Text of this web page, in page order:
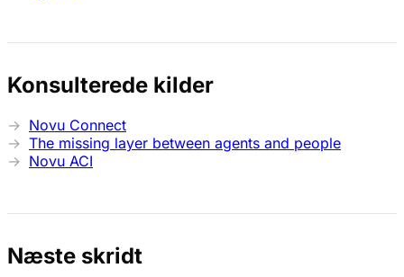
Konsulterede kilder
Novu Connect
The missing layer between agents and people
Novu ACI
Næste skridt